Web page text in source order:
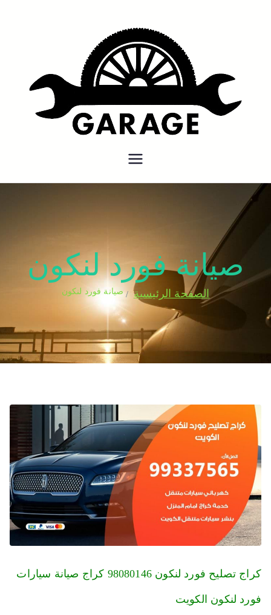
بنشر متنقل
صيانة فورد لنكون
الصفحة الرئيسية صيانة فورد لنكون
كراج تصليح فورد لنكون 98080146‬ كراج صيانة سيارات
فورد لنكون الكويت